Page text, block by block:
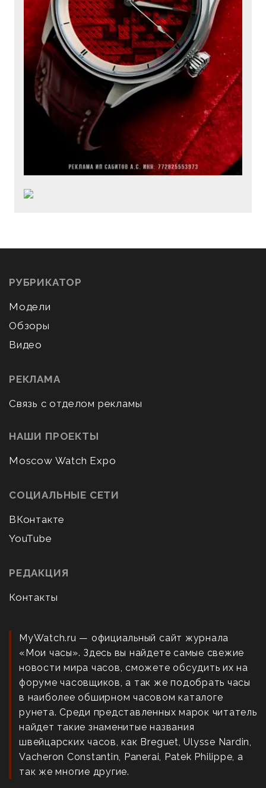
РУБРИКАТОР
Модели
Обзоры
Видео
РЕКЛАМА
Связь с отделом рекламы
НАШИ ПРОЕКТЫ
Moscow Watch Expo
СОЦИАЛЬНЫЕ СЕТИ
ВКонтакте
YouTube
РЕДАКЦИЯ
Контакты
MyWatch.ru — официальный сайт журнала
«Мои часы». Здесь вы найдете самые свежие
новости мира часов, сможете обсудить их на
форуме часовщиков, а так же подобрать часы
в наиболее обширном часовом каталоге
рунета. Среди представленных марок читатель
найдет такие знаменитые названия
швейцарских часов, как Breguet, Ulysse Nardin,
Vacheron Constantin, Panerai, Patek Philippe, а
так же многие другие.